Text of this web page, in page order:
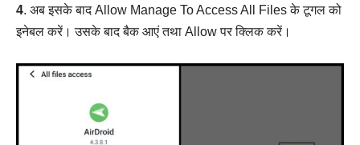
4. अब इसके बाद Allow Manage To Access All Files के टूगल को
इनेबल करें। उसके बाद बैक आएं तथा Allow पर क्लिक करें।